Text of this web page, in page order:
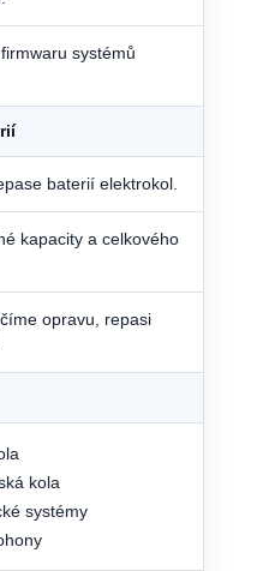
systémů
baterií elektrokol.
kapacity a celkového
opravu, repasi
kola
systémy